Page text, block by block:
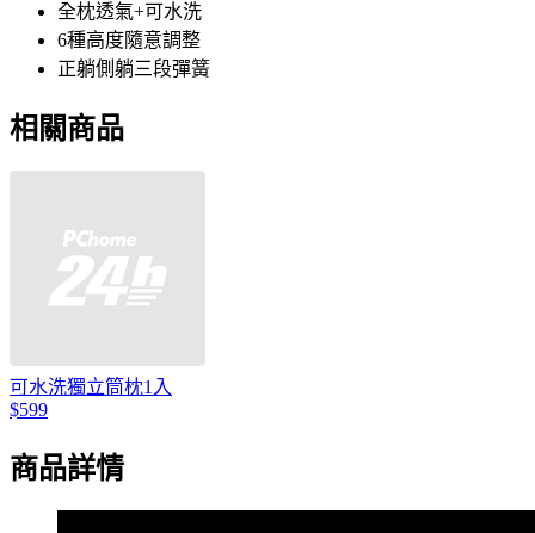
全枕透氣+可水洗
6種高度隨意調整
正躺側躺三段彈簧
相關商品
可水洗獨立筒枕1入
$599
商品詳情